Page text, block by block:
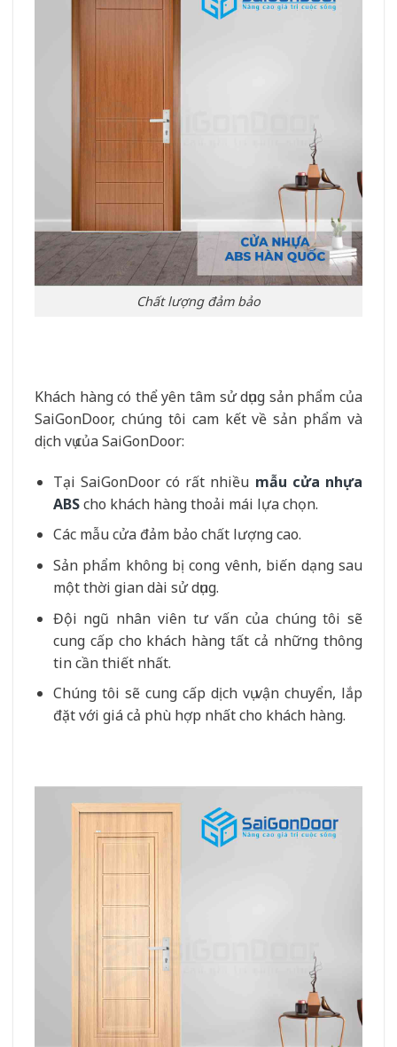
Chất lượng đảm bảo
Khách hàng có thể yên tâm sử dụng sản phẩm của
SaiGonDoor, chúng tôi cam kết về sản phẩm và
dịch vụ của SaiGonDoor:
Tại SaiGonDoor có rất nhiều mẫu cửa nhựa
ABScho khách hàng thoải mái lựa chọn.
Các mẫu cửa đảm bảo chất lượng cao.
Sản phẩm không bị cong vênh, biến dạng sau
một thời gian dài sử dụng.
Đội ngũ nhân viên tư vấn của chúng tôi sẽ
cung cấp cho khách hàng tất cả những thông
tin cần thiết nhất.
Chúng tôi sẽ cung cấp dịch vụ vận chuyển, lắp
đặt với giá cả phù hợp nhất cho khách hàng.